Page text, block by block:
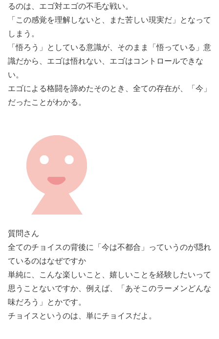
るのは、エゴ対エゴの不毛な戦い。
「この感覚を理解しないと、また苦しい現実だ」となって
しまう。
「悟ろう」としている意識が、そのまま「悟っている」意
識だから、エゴは悟れない、エゴはコントロールできな
い。
エゴによる格闘を諦めたそのとき、全ての存在が、「今」
だったことがわかる。
質問さん
全てのチョイスの背後に「今は不都合」っていうのが隠れ
ているのはなぜですか
単純に、こんな楽しいこと、嬉しいことを経験したいって
思うことないですか、例えば、「あそこのラーメンどんな
味だろう」とかです。
チョイスというのは、単にチョイスだよ。